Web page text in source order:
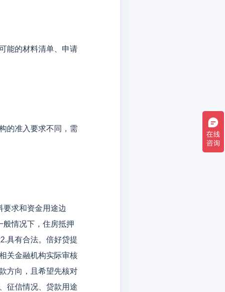
能的材料清单、申请
的准入要求不同，需
求和资金用途边
情况下，住房抵押
具有合法。倍好贷提
关金融机构实际审核
方向，且希望先核对
征信情况、贷款用途